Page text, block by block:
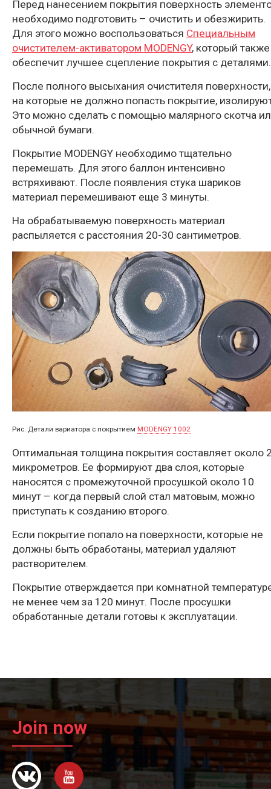
Перед нанесением покрытия поверхность
необходимо подготовить – очистить и обезжирить.
Для этого можно воспользоваться Специальным
очистителем-активатором MODENGY, который также
обеспечит лучшее сцепление покрытия с деталями.
После полного высыхания очистителя поверхности,
на которые не должно попасть покрытие,
Это можно сделать с помощью малярного скотча
обычной бумаги.
Покрытие MODENGY необходимо тщательно
перемешать. Для этого баллон интенсивно
встряхивают. После появления стука шариков
материал перемешивают еще 3 минуты.
На обрабатываемую поверхность материал
распыляется с расстояния 20-30 сантиметров.
Рис. Детали вариатора с покрытием MODENGY 1002
Оптимальная толщина покрытия составляет около
микрометров. Ее формируют два слоя, которые
наносятся с промежуточной просушкой около 10
минут – когда первый слой стал матовым, можно
приступать к созданию второго.
Если покрытие попало на поверхности, которые не
должны быть обработаны, материал удаляют
растворителем.
Покрытие отверждается при комнатной
не менее чем за 120 минут. После просушки
обработанные детали готовы к эксплуатации.
Join now